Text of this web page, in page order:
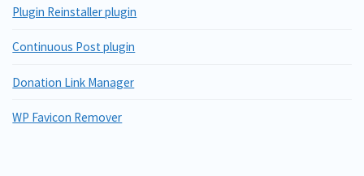
Plugin Reinstaller plugin
Continuous Post plugin
Donation Link Manager
WP Favicon Remover